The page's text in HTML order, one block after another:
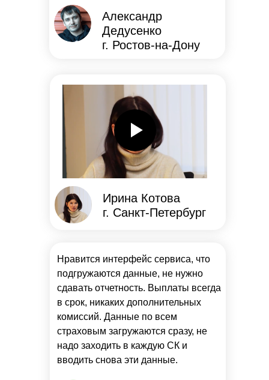
Александр
Дедусенко
г. Ростов-на-Дону
Ирина Котова
г. Санкт-Петербург
Нравится интерфейс сервиса, что
подгружаются данные, не нужно
сдавать отчетность. Выплаты всегда
в срок, никаких дополнительных
комиссий. Данные по всем
страховым загружаются сразу, не
надо заходить в каждую СК и
вводить снова эти данные.